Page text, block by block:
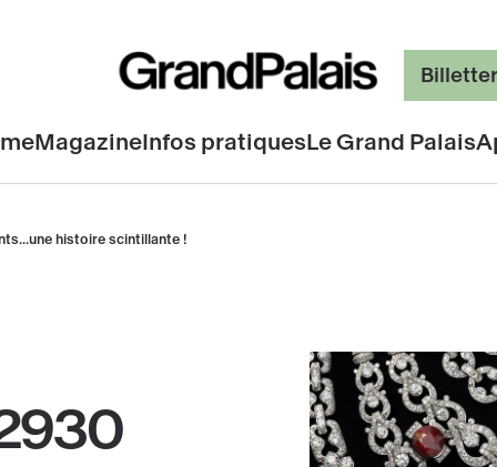
MagazineInfos pratiquesLe Grand Palais
histoire scintillante !